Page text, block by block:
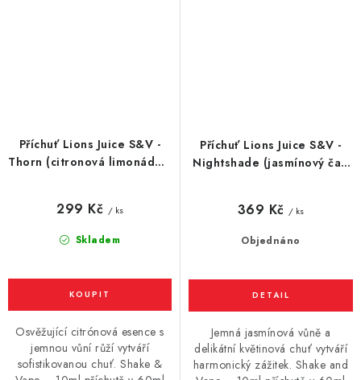
Příchuť Lions Juice S&V -
Thorn (citronová limonáda s
Skladem
299 Kč / ks
Osvěžující citrónová esence s
jemnou vůní růží vytváří
sofistikovanou chuť. Shake &
Příchuť Lions Juice S&V -
Nightshade (jasmínový čaj)
Objednáno
369 Kč / ks
Jemná jasmínová vůně a
delikátní květinová chuť vytváří
harmonický zážitek. Shake and